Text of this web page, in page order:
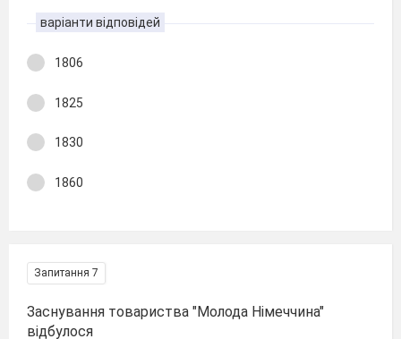
варіанти відповідей
1806
1825
1830
1860
Запитання 7
Заснування товариства "Молода Німеччина"
відбулося